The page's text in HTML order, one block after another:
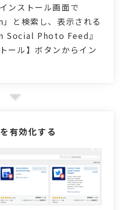
ンストール画面で
と検索し、表示される
Social Photo Feed』
ール】ボタンからイン
有効化する